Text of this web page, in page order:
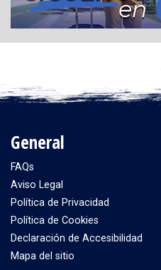
General
FAQs
Aviso Legal
Política de Privacidad
Política de Cookies
Declaración de Accesibilidad
Mapa del sitio